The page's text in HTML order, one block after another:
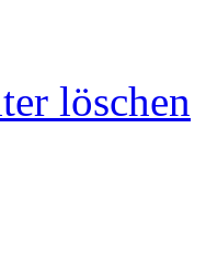
löschen